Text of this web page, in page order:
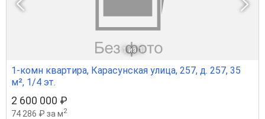
1 из 1
1-комн квартира, Карасунская улица, 257, д. 257, 35
м², 1/4 эт.
2 600 000 ₽
74 286 ₽ за м2